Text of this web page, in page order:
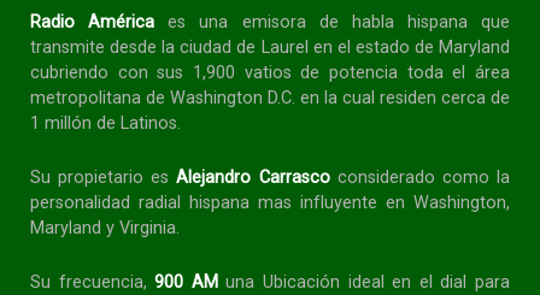
Radio América es una emisora de habla hispanaque
transmite desde la ciudad de Laurel en el estado de Maryland
cubriendo con sus 1,900 vatios de potencia toda el área
metropolitana de Washington D.C. en la cual residen cerca de
1 millón de Latinos.
Su propietario esAlejandro Carrascoconsiderado como la
personalidad radial
hispana mas influyente en Washington,
Maryland y Virginia.
Su frecuencia, 900 AM una Ubicación ideal en el dial para